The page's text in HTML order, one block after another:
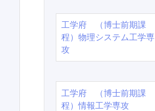
工学府 （博士前期課
程）物理システム工学専
攻
工学府 （博士前期課
程）情報工学専攻